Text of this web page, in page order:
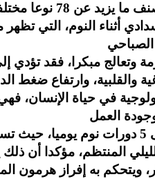
وأضاف أن علم أمراض
أثناء النوم، التي
وتعالج مبكرا، فقد
في حياة الإنسان،
ويتحكم به إفراز هرمون